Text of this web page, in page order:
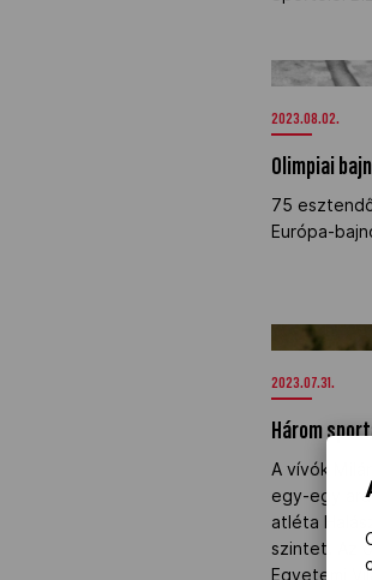
OVEP
Olimpiai
2023.08.02.
Olimpiai
75
Európa-
Három
2023.07.31.
Három
A vívók
egy-egy
atléta
szintet. Az
Egyetemi